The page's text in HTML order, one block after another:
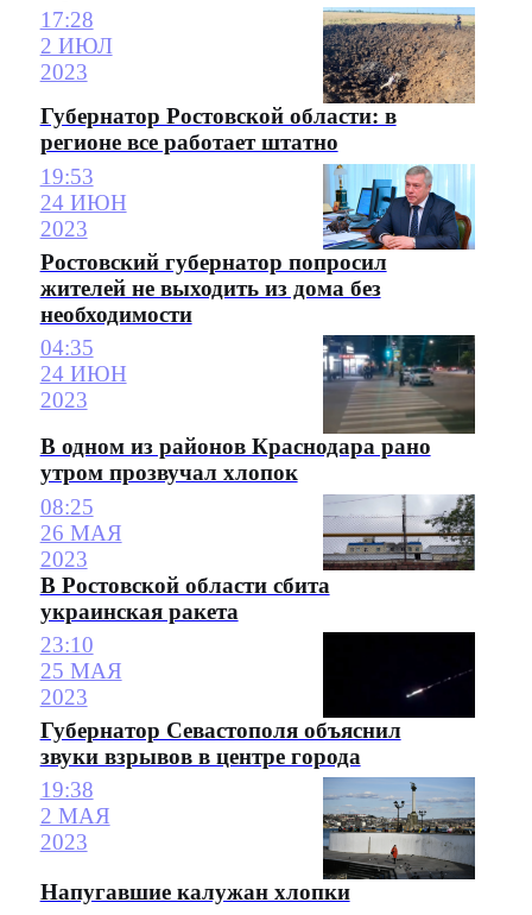
17:28
2 ИЮЛ
2023
Губернатор Ростовской области: в
регионе все работает штатно
19:53
24 ИЮН
2023
Ростовский губернатор попросил
жителей не выходить из дома без
необходимости
04:35
24 ИЮН
2023
В одном из районов Краснодара рано
утром прозвучал хлопок
08:25
26 МАЯ
2023
В Ростовской области сбита
украинская ракета
23:10
25 МАЯ
2023
Губернатор Севастополя объяснил
звуки взрывов в центре города
19:38
2 МАЯ
2023
Напугавшие калужан хлопки